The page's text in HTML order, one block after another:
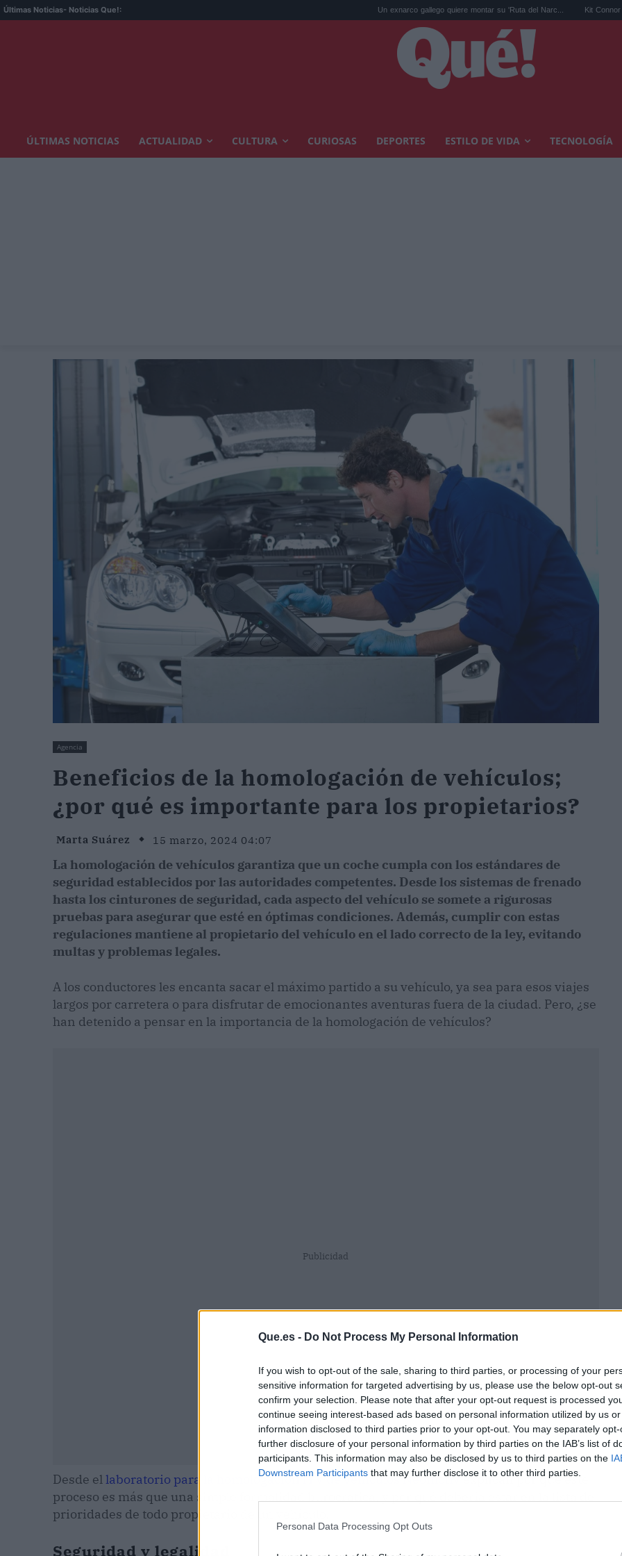
Que.es - Do Not Process My Personal Information
If you wish to opt-out of the sale, sharing to third parties, or processing of your
sensitive information for targeted advertising by us, please use the below opt-out
confirm your selection. Please note that after your opt-out request is processed
continue seeing interest-based ads based on personal information utilized by us
information disclosed to third parties prior to your opt-out. You may separately
further disclosure of your personal information by third parties on the IAB’s list of
participants. This information may also be disclosed by us to third parties on the
Downstream Participants that may further disclose it to other third parties.
Personal Data Processing Opt Outs
Últimas Noticias- Noticias Que!: Un exnarco gallego quiere montar su 'Ruta del Narc... Kit Connor será Cíclope
ÚLTIMAS NOTICIAS ACTUALIDAD CULTURA CURIOSAS DEPORTES ESTILO DE VIDA TECNOLOGÍA
Agencia
Beneficios de la homologación de vehículos;
¿por qué es importante para los propietarios?
Marta Suárez 15 marzo, 2024 04:07
La homologación de vehículos garantiza que un coche cumpla con los estándares de
seguridad establecidos por las autoridades competentes. Desde los sistemas de frenado
hasta los cinturones de seguridad, cada aspecto del vehículo se somete a rigurosas
pruebas para asegurar que esté en óptimas condiciones. Además, cumplir con estas
regulaciones mantiene al propietario del vehículo en el lado correcto de la ley, evitando
multas y problemas legales.
A los conductores les encanta sacar el máximo partido a su vehículo, ya sea para esos viajes
largos por carretera o para disfrutar de emocionantes aventuras fuera de la ciudad. Pero, ¿se
han detenido a pensar en la importancia de la homologación de vehículos?
Publicidad
Desde ellaboratorio para la homologación ITV de vehículos Neomotivexplican por qué este
proceso es más que una simple formalidad burocrática, y por qué debería estar en la lista de
prioridades de todo propietario de un vehículo.
Seguridad y legalidad